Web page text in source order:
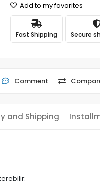
Add to my favorites
Fast Shipping Secure
Comment
and Shipping